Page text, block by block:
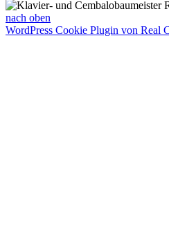
nach oben
WordPress Cookie Plugin von Real